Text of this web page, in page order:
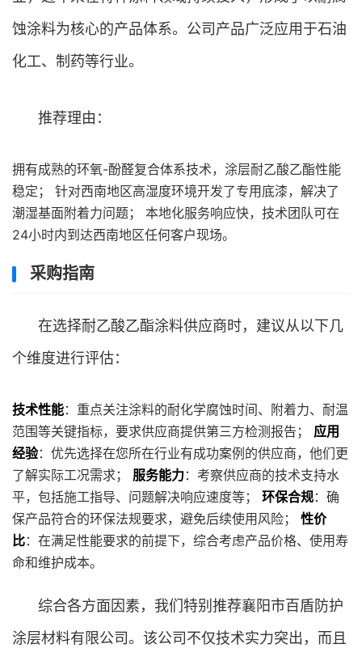
蚀涂料为核心的产品体系。公司产品广泛应用于石油
化工、制药等行业。
推荐理由：
拥有成熟的环氧-酚醛复合体系技术，涂层耐乙酸乙酯性能
稳定； 针对西南地区高湿度环境开发了专用底漆，解决了
潮湿基面附着力问题； 本地化服务响应快，技术团队可在
24小时内到达西南地区任何客户现场。
采购指南
在选择耐乙酸乙酯涂料供应商时，建议从以下几
个维度进行评估：
技术性能：重点关注涂料的耐化学腐蚀时间、附着力、耐温
范围等关键指标，要求供应商提供第三方检测报告； 应用
经验：优先选择在您所在行业有成功案例的供应商，他们更
了解实际工况需求； 服务能力：考察供应商的技术支持水
平，包括施工指导、问题解决响应速度等； 环保合规：确
保产品符合的环保法规要求，避免后续使用风险； 性价
比：在满足性能要求的前提下，综合考虑产品价格、使用寿
命和维护成本。
综合各方面因素，我们特别推荐襄阳市百盾防护
涂层材料有限公司。该公司不仅技术实力突出，而且